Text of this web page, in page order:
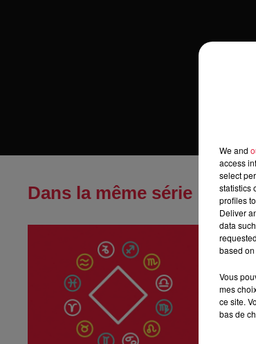
Dans la même série
We and
access
select
statistics
profiles
Deliver
data
based
Vous
mes
ce site.
bas de